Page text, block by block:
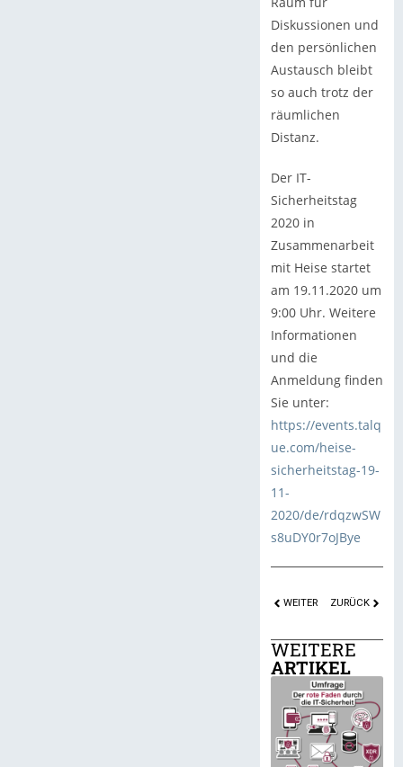
Diskussionen und
den persönlichen
Austausch bleibt
so auch trotz der
räumlichen
Distanz.
Der IT-
Sicherheitstag
2020 in
Zusammenarbeit
mit Heise startet
am 19.11.2020 um
9:00 Uhr. Weitere
Informationen
und die
Anmeldung finden
Sie unter:
https://events.talq
ue.com/heise-
sicherheitstag-19-
11-
2020/de/rdqzwSW
s8uDY0r7oJBye
WEITER ZURÜCK
WEITERE
ARTIKEL